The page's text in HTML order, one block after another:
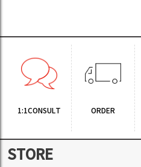
1:1CONSULT ORDER
STORE